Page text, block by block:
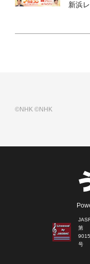
新浜
©NHK©NHK
第
号